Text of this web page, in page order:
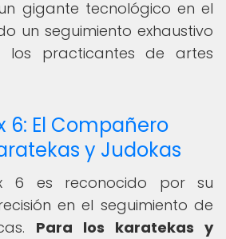
gigante tecnológico en el
un seguimiento exhaustivo
practicantes de artes
6: El Compañero
y Judokas
6 es reconocido por su
en el seguimiento de
Para los karatekas y